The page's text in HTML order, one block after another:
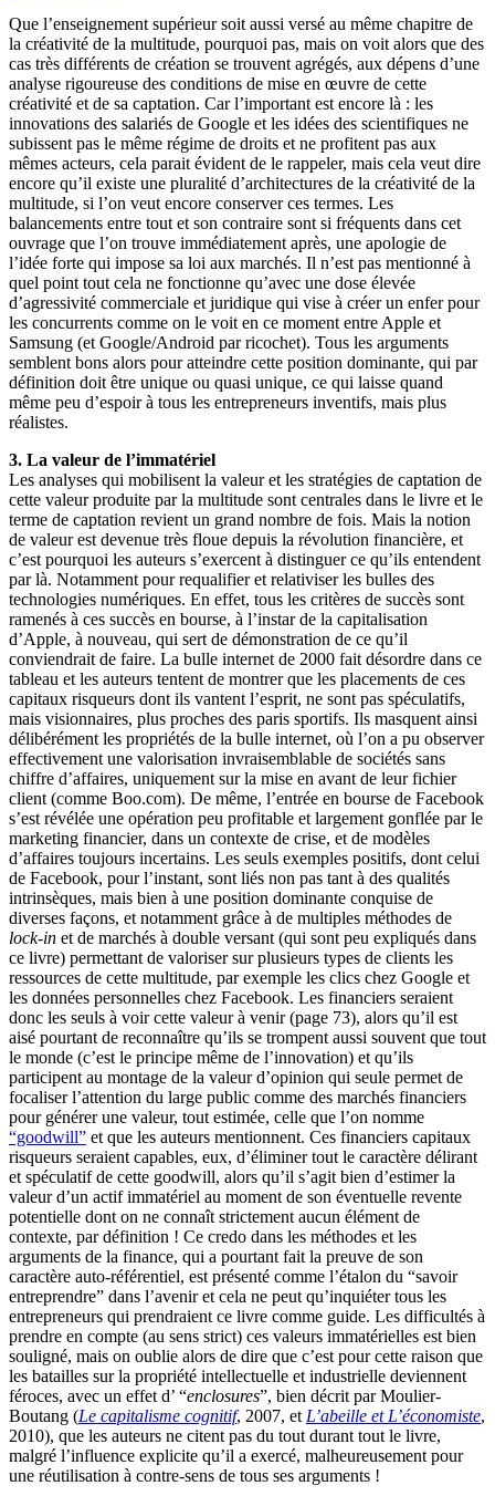
Que l’enseignement supérieur soit aussi versé au même chapitre de
la créativité de la multitude, pourquoi pas, mais on voit alors que des
cas très différents de création se trouvent agrégés, aux dépens d’une
analyse rigoureuse des conditions de mise en œuvre de cette
créativité et de sa captation. Car l’important est encore là : les
innovations des salariés de Google et les idées des scientifiques ne
subissent pas le même régime de droits et ne profitent pas aux
mêmes acteurs, cela parait évident de le rappeler, mais cela veut dire
encore qu’il existe une pluralité d’architectures de la créativité de la
multitude, si l’on veut encore conserver ces termes. Les
balancements entre tout et son contraire sont si fréquents dans cet
ouvrage que l’on trouve immédiatement après, une apologie de
l’idée forte qui impose sa loi aux marchés. Il n’est pas mentionné à
quel point tout cela ne fonctionne qu’avec une dose élevée
d’agressivité commerciale et juridique qui vise à créer un enfer pour
les concurrents comme on le voit en ce moment entre Apple et
Samsung (et Google/Android par ricochet). Tous les arguments
semblent bons alors pour atteindre cette position dominante, qui par
définition doit être unique ou quasi unique, ce qui laisse quand
même peu d’espoir à tous les entrepreneurs inventifs, mais plus
réalistes.
3. La valeur de l’immatériel
Les analyses qui mobilisent la valeur et les stratégies de captation de
cette valeur produite par la multitude sont centrales dans le livre et le
terme de captation revient un grand nombre de fois. Mais la notion
de valeur est devenue très floue depuis la révolution financière, et
c’est pourquoi les auteurs s’exercent à distinguer ce qu’ils entendent
par là. Notamment pour requalifier et relativiser les bulles des
technologies numériques. En effet, tous les critères de succès sont
ramenés à ces succès en bourse, à l’instar de la capitalisation
d’Apple, à nouveau, qui sert de démonstration de ce qu’il
conviendrait de faire. La bulle internet de 2000 fait désordre dans ce
tableau et les auteurs tentent de montrer que les placements de ces
capitaux risqueurs dont ils vantent l’esprit, ne sont pas spéculatifs,
mais visionnaires, plus proches des paris sportifs. Ils masquent ainsi
délibérément les propriétés de la bulle internet, où l’on a pu observer
effectivement une valorisation invraisemblable de sociétés sans
chiffre d’affaires, uniquement sur la mise en avant de leur fichier
client (comme Boo.com). De même, l’entrée en bourse de Facebook
s’est révélée une opération peu profitable et largement gonflée par le
marketing financier, dans un contexte de crise, et de modèles
d’affaires toujours incertains. Les seuls exemples positifs, dont celui
de Facebook, pour l’instant, sont liés non pas tant à des qualités
intrinsèques, mais bien à une position dominante conquise de
diverses façons, et notamment grâce à de multiples méthodes de
lock-in et de marchés à double versant (qui sont peu expliqués dans
ce livre) permettant de valoriser sur plusieurs types de clients les
ressources de cette multitude, par exemple les clics chez Google et
les données personnelles chez Facebook. Les financiers seraient
donc les seuls à voir cette valeur à venir (page 73), alors qu’il est
aisé pourtant de reconnaître qu’ils se trompent aussi souvent que tout
le monde (c’est le principe même de l’innovation) et qu’ils
participent au montage de la valeur d’opinion qui seule permet de
focaliser l’attention du large public comme des marchés financiers
pour générer une valeur, tout estimée, celle que l’on nomme
“goodwill” et que les auteurs mentionnent. Ces financiers capitaux
risqueurs seraient capables, eux, d’éliminer tout le caractère délirant
et spéculatif de cette goodwill, alors qu’il s’agit bien d’estimer la
valeur d’un actif immatériel au moment de son éventuelle revente
potentielle dont on ne connaît strictement aucun élément de
contexte, par définition ! Ce credo dans les méthodes et les
arguments de la finance, qui a pourtant fait la preuve de son
caractère auto-référentiel, est présenté comme l’étalon du “savoir
entreprendre” dans l’avenir et cela ne peut qu’inquiéter tous les
entrepreneurs qui prendraient ce livre comme guide. Les difficultés à
prendre en compte (au sens strict) ces valeurs immatérielles est bien
souligné, mais on oublie alors de dire que c’est pour cette raison que
les batailles sur la propriété intellectuelle et industrielle deviennent
féroces, avec un effet d’ “enclosures”, bien décrit par Moulier-
Boutang (Le capitalisme cognitif, 2007, et L’abeille et L’économiste,
2010), que les auteurs ne citent pas du tout durant tout le livre,
malgré l’influence explicite qu’il a exercé, malheureusement pour
une réutilisation à contre-sens de tous ses arguments !